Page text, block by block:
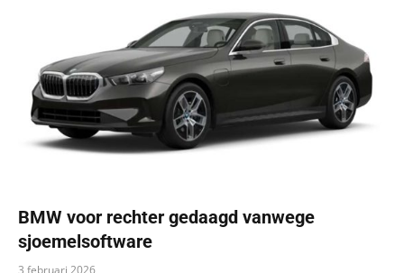
BMW voor rechter gedaagd vanwege
sjoemelsoftware
3 februari 2026